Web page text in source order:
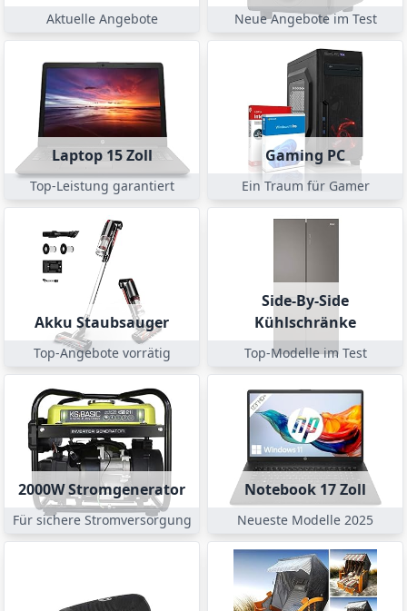
Aktuelle Angebote Neue Angebote im Test
Laptop 15 Zoll
Top-Leistung garantiert
Gaming PC
Ein Traum für Gamer
Akku Staubsauger
Top-Angebote vorrätig
Side-By-Side
Kühlschränke
Top-Modelle im Test
2000W Stromgenerator
Für sichere Stromversorgung
Notebook 17 Zoll
Neueste Modelle 2025